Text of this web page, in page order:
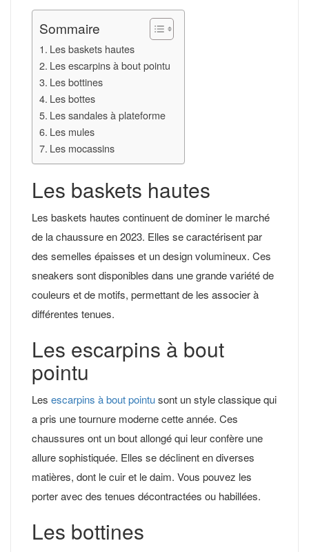
Sommaire
Les baskets hautes
Les escarpins à bout pointu
Les bottines
Les bottes
Les sandales à plateforme
Les mules
Les mocassins
Les baskets hautes
Les baskets hautes continuent de dominer le marché
de la chaussure en 2023. Elles se caractérisent par
des semelles épaisses et un design volumineux. Ces
sneakers sont disponibles dans une grande variété de
couleurs et de motifs, permettant de les associer à
différentes tenues.
Les escarpins à bout
pointu
Les escarpins à bout pointusont un style classique qui
a pris une tournure moderne cette année. Ces
chaussures ont un bout allongé qui leur confère une
allure sophistiquée. Elles se déclinent en diverses
matières, dont le cuir et le daim. Vous pouvez les
porter avec des tenues décontractées ou habillées.
Les bottines